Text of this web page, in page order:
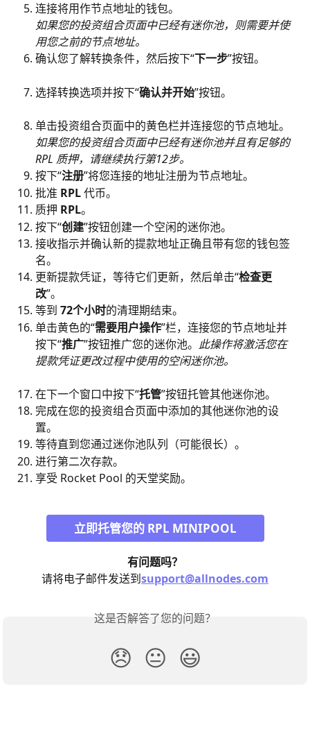
连接将用作节点地址的钱包。
如果您的投资组合页面中已经有迷你池，则需要并使
用您之前的节点地址。
确认您了解转换条件，然后按下“下一步”按钮。
选择转换选项并按下“确认并开始”按钮。
单击投资组合页面中的黄色栏并连接您的节点地址。
如果您的投资组合页面中已经有迷你池并且有足够的
RPL 质押，请继续执行第12步。
按下“注册”将您连接的地址注册为节点地址。
批准 RPL 代币。
质押 RPL。
按下“创建”按钮创建一个空闲的迷你池。
接收指示并确认新的提款地址正确且带有您的钱包签
名。
更新提款凭证，等待它们更新，然后单击“检查更
改”。
等到 72个小时的清理期结束。
单击黄色的“需要用户操作”栏，连接您的节点地址并
按下“推广”按钮推广您的迷你池。 此操作将激活您在
提款凭证更改过程中使用的空闲迷你池。
在下一个窗口中按下“托管”按钮托管其他迷你池。
完成在您的投资组合页面中添加的其他迷你池的设
置。
等待直到您通过迷你池队列（可能很长）。
进行第二次存款。
享受 Rocket Pool 的天堂奖励。
立即托管您的 RPL MINIPOOL
有问题吗？
请将电子邮件发送到support@allnodes.com
这是否解答了您的问题？
😞 😐 😃